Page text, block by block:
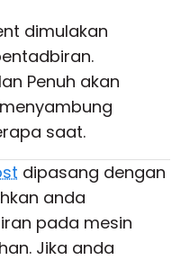
dimulakan
Penuh akan
saat.
dipasang dengan
anda
pada mesin
Jika anda